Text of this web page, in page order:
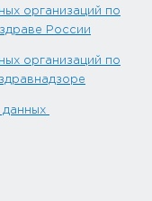
организаций по
России
организаций по